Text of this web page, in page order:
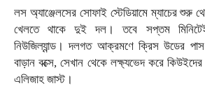
লস অ্যাঞ্জেলসের সোফাই স্টেডিয়ামে ম্যাচের শুরু
খেলতে থাকে দুই দল। তবে সপ্তম
নিউজিল্যান্ড। দলগত আক্রমণে ক্রিস উডের
বাড়ান বক্সে, সেখান থেকে লক্ষ্যভেদ করে
এলিজাহ জাস্ট।